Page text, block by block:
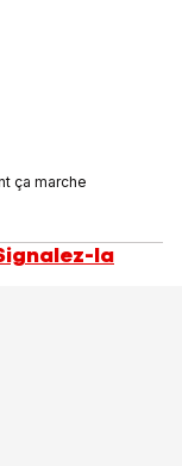
ça marche
la